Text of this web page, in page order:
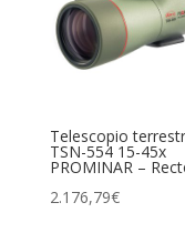
Telescopio
TSN-554 15-45x
PROMINAR –
2.176,79€